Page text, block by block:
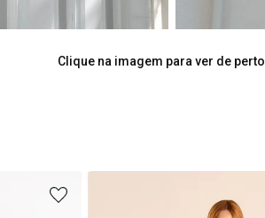
Clique na imagem para ver de perto